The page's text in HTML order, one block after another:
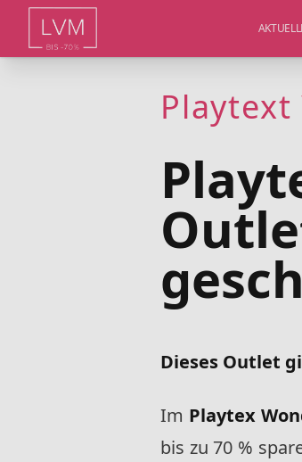
Dieses Outlet
Im Playtex
bis zu 70 %